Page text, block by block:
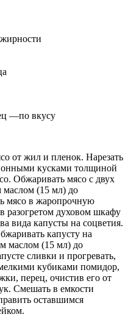
—по вкусу
от жил и пленок. Нарезать
кусками толщиной
Обжаривать мясо с двух
маслом (15 мл) до
мясо в жаропрочную
разогретом духовом шкафу
вида капусты на соцветия.
капусту на
маслом (15 мл) до
сливки и прогревать,
кубиками помидор,
перец, очистив его от
Смешать в емкости
оставшимся